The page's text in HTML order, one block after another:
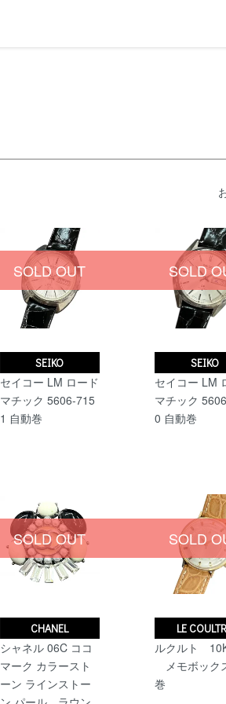
SEIKO
セイコー LM ロード
マチック 5606-715
1 自動巻
SOLD OUT
SEIKO
セイコー LM
マチック
0 自動巻
SOLD
CHANEL
シャネル 06C ココ
マーク カラースト
ーン ラインストー
SOLD OUT
LE
ルクルト
メモボッ
巻
SOLD